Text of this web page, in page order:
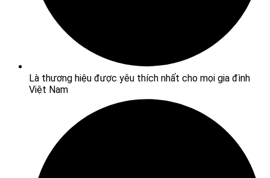
Là thương hiệu được yêu thích nhất cho mọi gia đình
Việt Nam